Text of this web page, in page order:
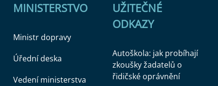
MINISTERSTVO
Ministr dopravy
Úřední deska
Vedení ministerstva
UŽITEČNÉ
ODKAZY
Autoškola: jak probíhají
zkoušky žadatelů o
řidičské oprávnění